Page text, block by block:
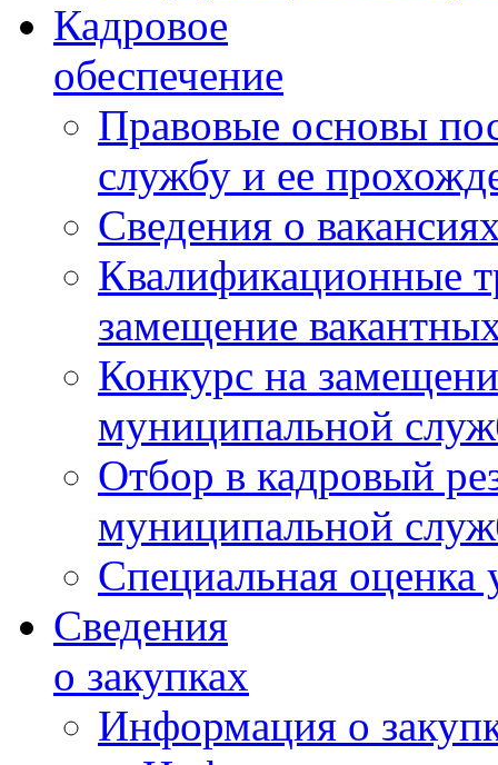
Кадровое
обеспечение
Правовые основы
службу и ее
Сведения о
Квалификационные
замещение
Конкурс на
муниципальной
Отбор в кадровый
муниципальной
Специальная оценка
Сведения
о закупках
Информация о